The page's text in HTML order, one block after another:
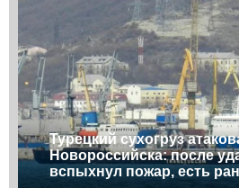
Турецкий сухогруз
Новороссийска: после
вспыхнул пожар, есть